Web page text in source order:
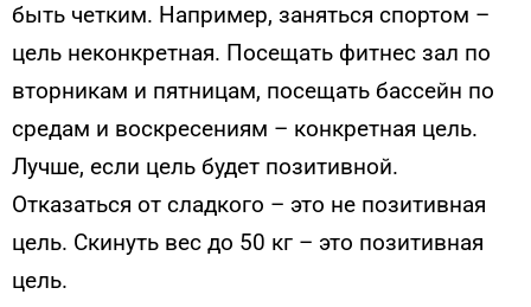
быть четким. Например, заняться спортом –
цель неконкретная. Посещать фитнес зал по
вторникам и пятницам, посещать бассейн по
средам и воскресениям – конкретная цель.
Лучше, если цель будет позитивной.
Отказаться от сладкого – это не позитивная
цель. Скинуть вес до 50 кг – это позитивная
цель.